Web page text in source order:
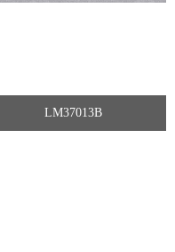
LM37013B